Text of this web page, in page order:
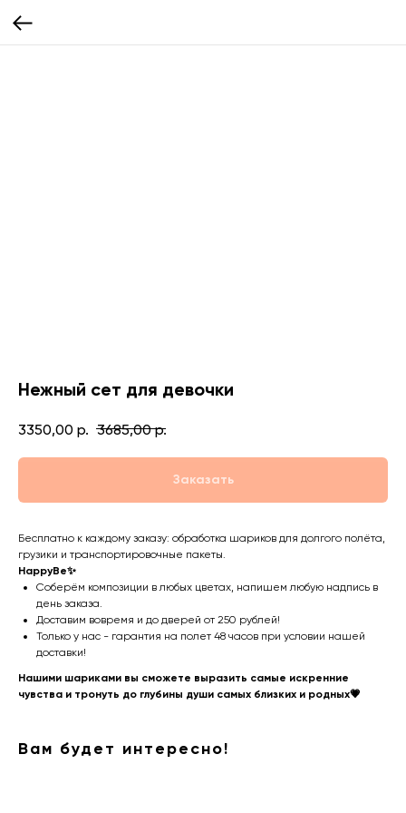
Нежный сет для девочки
3350,00 р. 3685,00 р.
Заказать
Бесплатно к каждому заказу: обработка шариков для долгого полёта,
грузики и транспортировочные пакеты.
HappyBe✨
Соберём композиции в любых цветах, напишем любую надпись в
день заказа.
Доставим вовремя и до дверей от 250 рублей!
Только у нас - гарантия на полет 48 часов при условии нашей
доставки!
Нашими шариками вы сможете выразить самые искренние
чувства и тронуть до глубины души самых близких и родных💗
Вам будет интересно!